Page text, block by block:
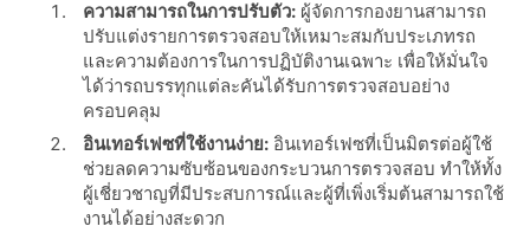
ความสามารถในการปรับตัว: ผู้จัดการกองยานสามารถ
ปรับแต่งรายการตรวจสอบให้เหมาะสมกับประเภทรถ
และความต้องการในการปฏิบัติงานเฉพาะ เพื่อให้มั่นใจ
ได้ว่ารถบรรทุกแต่ละคันได้รับการตรวจสอบอย่าง
ครอบคลุม
อินเทอร์เฟซที่ใช้งานง่าย: อินเทอร์เฟซที่เป็นมิตรต่อผู้ใช้
ช่วยลดความซับซ้อนของกระบวนการตรวจสอบ ทำให้ทั้ง
ผู้เชี่ยวชาญที่มีประสบการณ์และผู้ที่เพิ่งเริ่มต้นสามารถใช้
งานได้อย่างสะดวก